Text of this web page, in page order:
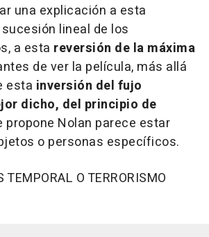
una explicación a esta
lineal de los
a esta reversión de la máxima
de ver la película, más allá
esta inversión del fujo
dicho, del principio de
propone Nolan parece estar
o personas específicos.
TEMPORAL O TERRORISMO